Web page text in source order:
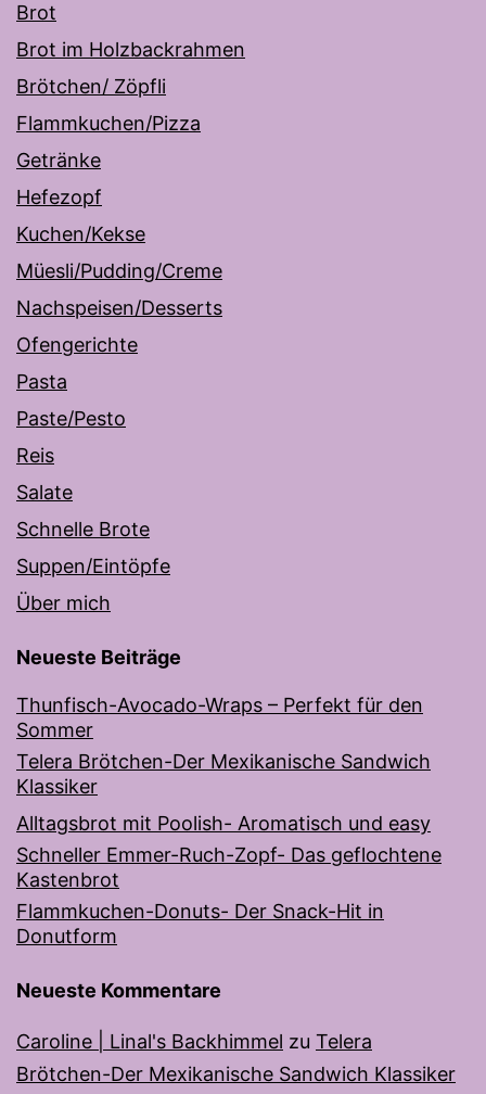
Brot
Brot im Holzbackrahmen
Brötchen/ Zöpfli
Flammkuchen/Pizza
Getränke
Hefezopf
Kuchen/Kekse
Müesli/Pudding/Creme
Nachspeisen/Desserts
Ofengerichte
Pasta
Paste/Pesto
Reis
Salate
Schnelle Brote
Suppen/Eintöpfe
Über mich
Neueste Beiträge
Thunfisch-Avocado-Wraps – Perfekt für den
Sommer
Telera Brötchen-Der Mexikanische Sandwich
Klassiker
Alltagsbrot mit Poolish- Aromatisch und easy
Schneller Emmer-Ruch-Zopf- Das geflochtene
Kastenbrot
Flammkuchen-Donuts- Der Snack-Hit in
Donutform
Neueste Kommentare
Caroline | Linal's Backhimmel zu Telera
Brötchen-Der Mexikanische Sandwich Klassiker